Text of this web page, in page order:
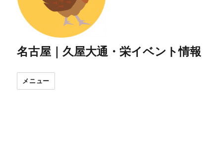
名古屋｜久屋大通・栄イベント情報
メニュー